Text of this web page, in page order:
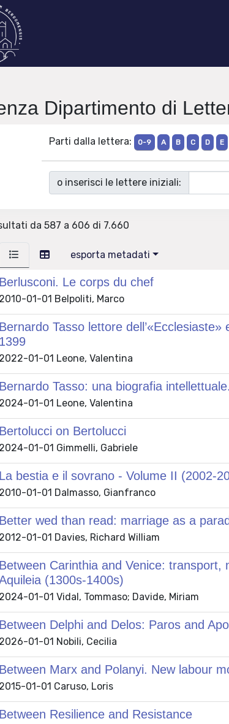
Dipartimento di
Parti dalla lettera: 0-9 A B C D E
o inserisci le lettere iniziali:
da 587 a 606 di 7.660
esporta metadati
Berlusconi. Le corps du chef
2010-01-01 Belpoliti, Marco
Bernardo Tasso lettore
1399
2022-01-01 Leone, Valentina
Bernardo Tasso: una biografia
2024-01-01 Leone, Valentina
Bertolucci on Bertolucci
2024-01-01 Gimmelli, Gabriele
La bestia e il sovrano - Volume II (2002-
2010-01-01 Dalmasso, Gianfranco
Better wed than read: marriage as a
2012-01-01 Davies, Richard William
Between Carinthia and Venice:
(1300s-1400s)
2024-01-01 Vidal, Tommaso; Davide, Miriam
Between Delphi and Delos: Paros and
2026-01-01 Nobili, Cecilia
Between Marx and Polanyi. New labour
2015-01-01 Caruso, Loris
Between Resilience and Resistance